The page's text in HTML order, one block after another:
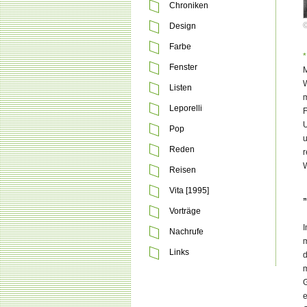
Chroniken
Design
Farbe
Fenster
Listen
Leporelli
Pop
Reden
Reisen
Vita [1995]
Vorträge
Nachrufe
Links
*